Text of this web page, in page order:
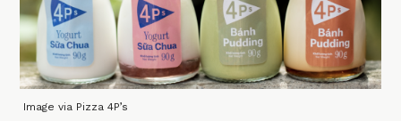
Image via Pizza 4P’s